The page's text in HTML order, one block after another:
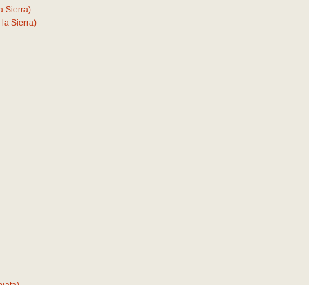
Sierra)
la Sierra)